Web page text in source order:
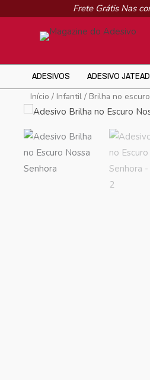
Frete Grátis Nas
ADESIVOS ADESIVO
Início / Infantil / Brilha no escuro